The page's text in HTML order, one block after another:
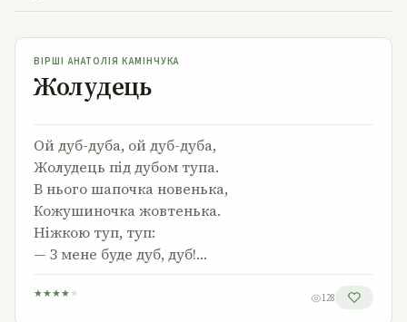
Жолудець
ВІРШІ АНАТОЛІЯ КАМІНЧУКА
Жолудець
Ой дуб-дуба, ой дуб-дуба,
Жолудець під дубом тупа.
В нього шапочка новенька,
Кожушиночка жовтенька.
Ніжкою туп, туп:
— З мене буде дуб, дуб!…
★★★★ ★ 128